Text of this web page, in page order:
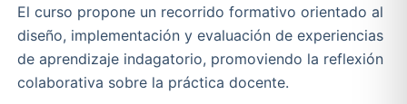
El curso propone un recorrido formativo orientado al
diseño, implementación y evaluación de experiencias
de aprendizaje indagatorio, promoviendo la reflexión
colaborativa sobre la práctica docente.